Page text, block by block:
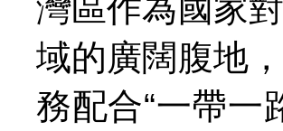
灣區作為國家
域的廣闊腹地
務配合“一帶一